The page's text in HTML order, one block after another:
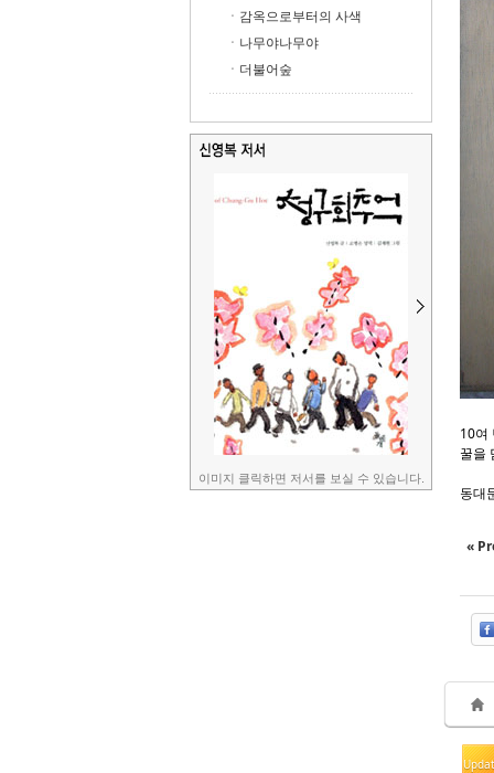
ㆍ감옥으로부터의 사색
ㆍ나무야나무야
ㆍ더불어숲
이미지 클릭하면 저서를 보실 수 있습니다.
10여
꿀을
동대
«